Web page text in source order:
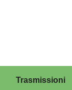
Trasmissioni